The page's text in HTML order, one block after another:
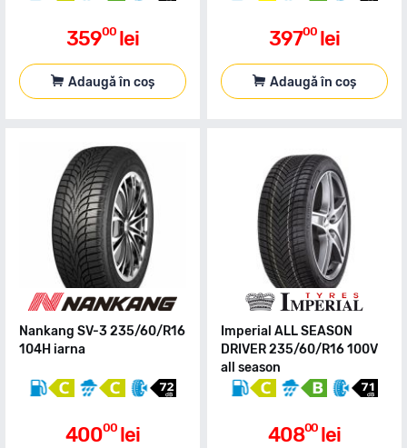
35900 lei
Adaugă în coș
39700 lei
Adaugă în coș
Nankang SV-3 235/60/R16
104H iarna
40000 lei
Imperial ALL SEASON
DRIVER 235/60/R16 100V
all season
40800 lei